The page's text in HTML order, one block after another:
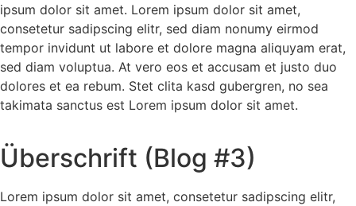
ipsum dolor sit amet. Lorem ipsum dolor sit amet,
consetetur sadipscing elitr, sed diam nonumy eirmod
tempor invidunt ut labore et dolore magna aliquyam erat,
sed diam voluptua. At vero eos et accusam et justo duo
dolores et ea rebum. Stet clita kasd gubergren, no sea
takimata sanctus est Lorem ipsum dolor sit amet.
Überschrift (Blog #3)
Lorem ipsum dolor sit amet, consetetur sadipscing elitr,